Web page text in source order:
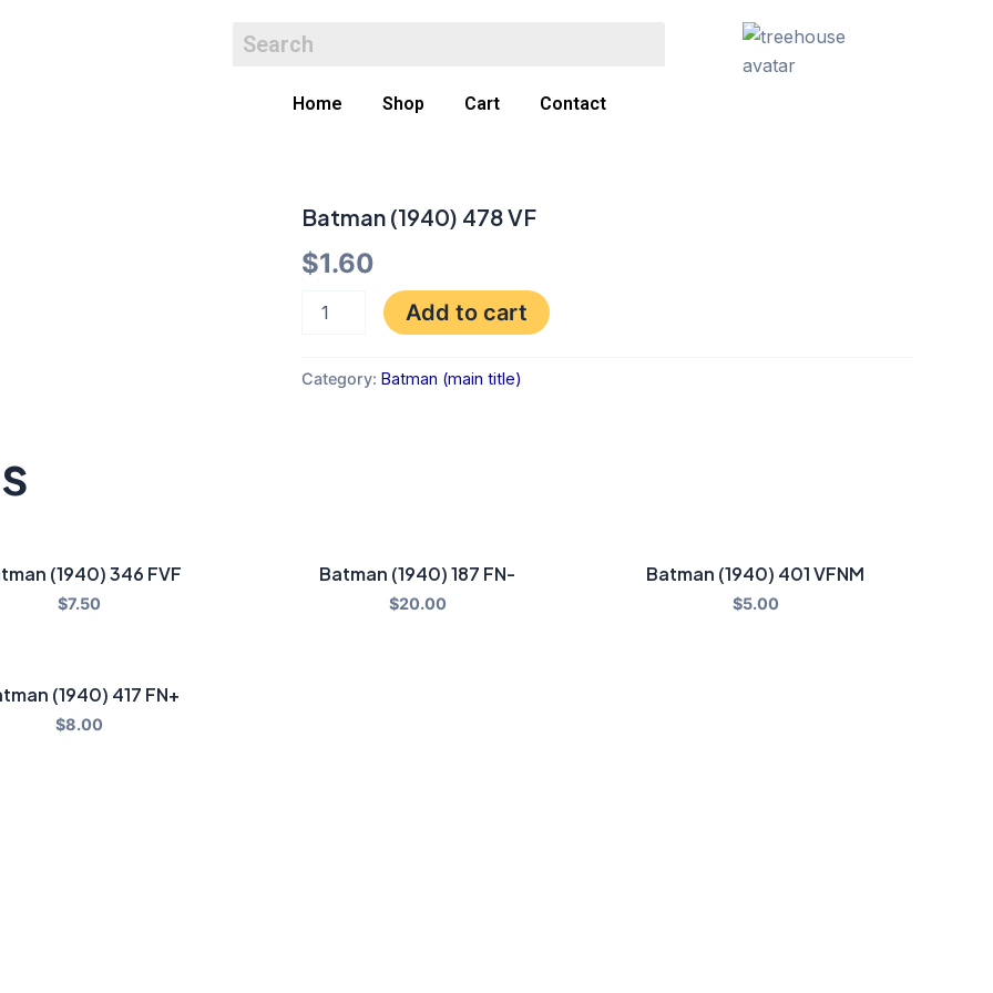
Home Shop Cart Contact
Batman (1940) 478 VF
$1.60
Batman
478
VF
quantity
Add to cart
Category: Batman (main title)
(1940) 346 FVF
$7.50
Batman (1940) 187 FN-
$20.00
Batman (1940) 401 VFNM
$5.00
(1940) 417 FN+
$8.00